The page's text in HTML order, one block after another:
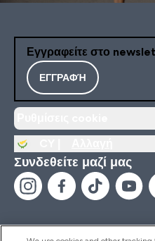
Εγγραφείτε στο
ΕΓΓΡΑΦΉ
Συνδεθείτε μαζί μας